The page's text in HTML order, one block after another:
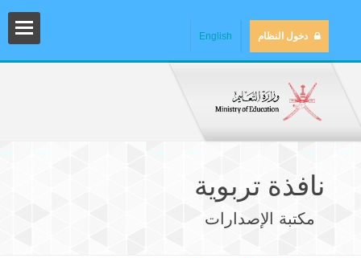
دخول النظام English
نافذة تربوية
مكتبة الإصدارات